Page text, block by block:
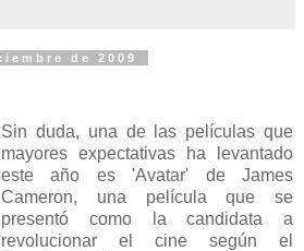
de 2009
Sin duda, una de las películas que
mayores expectativas ha levantado
este año es 'Avatar' de James
Cameron, una película que se
presentó como la candidata a
revolucionar el cine según el